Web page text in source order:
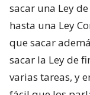
sacar una Ley
hasta una Ley
que sacar
sacar la Ley de
varias tareas, y